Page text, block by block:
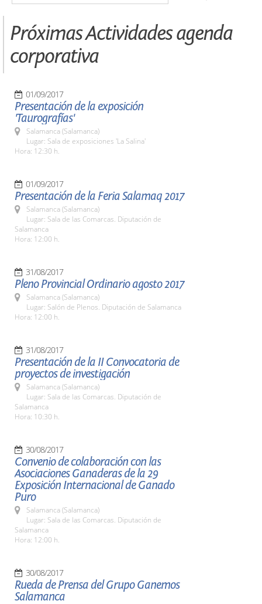
Próximas Actividades agenda
corporativa
01/09/2017
Presentación de la exposición
'Taurografías'
Salamanca (Salamanca)
Lugar: Sala de exposiciones 'La Salina'
Hora: 12:30 h.
01/09/2017
Presentación de la Feria Salamaq 2017
Salamanca (Salamanca)
Lugar: Sala de las Comarcas. Diputación de
Salamanca
Hora: 12:00 h.
31/08/2017
Pleno Provincial Ordinario agosto 2017
Salamanca (Salamanca)
Lugar: Salón de Plenos. Diputación de Salamanca
Hora: 12:00 h.
31/08/2017
Presentación de la II Convocatoria de
proyectos de investigación
Salamanca (Salamanca)
Lugar: Sala de las Comarcas. Diputación de
Salamanca
Hora: 10:30 h.
30/08/2017
Convenio de colaboración con las
Asociaciones Ganaderas de la 29
Exposición Internacional de Ganado
Puro
Salamanca (Salamanca)
Lugar: Sala de las Comarcas. Diputación de
Salamanca
Hora: 12:00 h.
30/08/2017
Rueda de Prensa del Grupo Ganemos
Salamanca